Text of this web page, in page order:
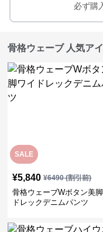
必ず購
骨格ウェーブ 人気ア
SALE
¥5,840 ¥6490(割引前)
骨格ウェーブWボタン美
ドレックデニムパンツ